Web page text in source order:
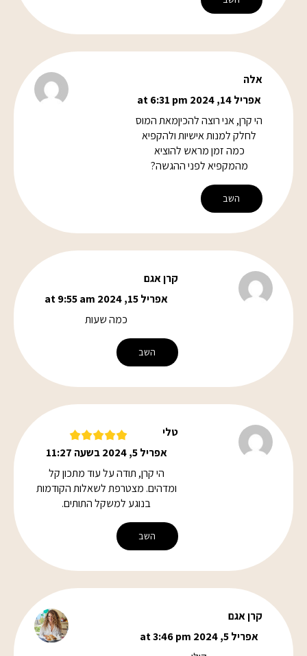
אלה
אפריל 14, 2024 at 6:31 pm
הי קרן, אני רוצה להכיןמאת המוס
לחלק למנות אישיות ולהקפיא
כמה זמן מראש להוציא
מהמקפיא לפני ההגשה?
השב
קרן אגם
אפריל 15, 2024 at 9:55 am
כמה שעות
השב
טלי
אפריל 5, 2024 בשעה 11:27
הי קרן, תודה על עוד מתכון קל
ומדהים. מצטרפת לשאלות הקודמות
בנוגע למשקל התותים.
השב
קרן אגם
אפריל 5, 2024 at 3:46 pm